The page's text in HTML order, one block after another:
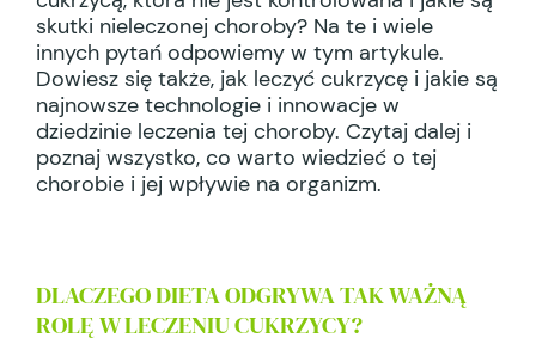
skutki nieleczonej choroby? Na te i wiele
innych pytań odpowiemy w tym artykule.
Dowiesz się także, jak leczyć cukrzycę i jakie są
najnowsze technologie i innowacje w
dziedzinie leczenia tej choroby. Czytaj dalej i
poznaj wszystko, co warto wiedzieć o tej
chorobie i jej wpływie na organizm.
DLACZEGO DIETA ODGRYWA TAK WAŻNĄ
ROLĘ W LECZENIU CUKRZYCY?